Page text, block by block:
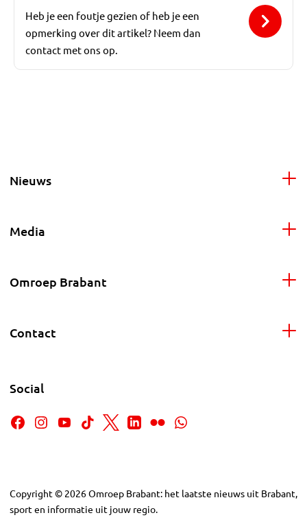
Heb je een foutje gezien of heb je een
opmerking over dit artikel? Neem dan
contact met ons op.
Nieuws
Media
Omroep Brabant
Contact
Social
Copyright © 2026Omroep Brabant: het laatste nieuws uit Brabant,
sport en informatie uit jouw regio.